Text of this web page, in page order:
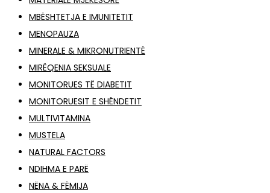
MBËSHTETJA E IMUNITETIT
MENOPAUZA
MINERALE & MIKRONUTRIENTË
MIRËQENIA SEKSUALE
MONITORUES TË DIABETIT
MONITORUESIT E SHËNDETIT
MULTIVITAMINA
MUSTELA
NATURAL FACTORS
NDIHMA E PARË
NËNA & FËMIJA